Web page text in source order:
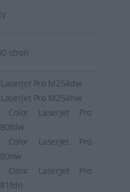
stron
LaserJet Pro M254dw
LaserJet Pro M254nw
Color LaserJet Pro
Color LaserJet Pro
Color LaserJet Pro